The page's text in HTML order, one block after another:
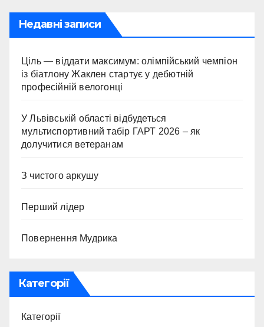
Недавні записи
Ціль — віддати максимум: олімпійський чемпіон
із біатлону Жаклен стартує у дебютній
професійній велогонці
У Львівській області відбудеться
мультиспортивний табір ГАРТ 2026 – як
долучитися ветеранам
З чистого аркушу
Перший лідер
Повернення Мудрика
Категорії
Категорії